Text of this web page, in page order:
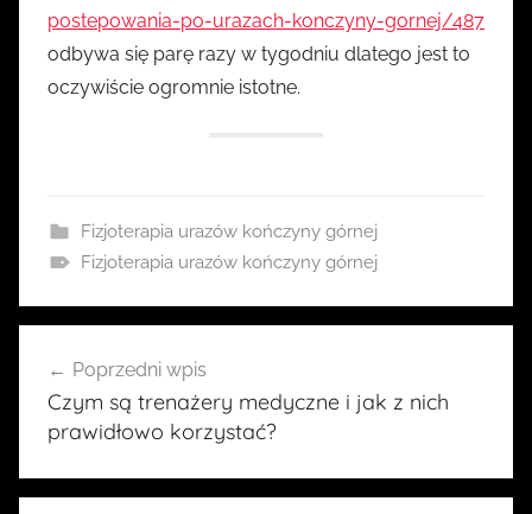
postepowania-po-urazach-konczyny-gornej/487
odbywa się parę razy w tygodniu dlatego jest to
oczywiście ogromnie istotne.
Fizjoterapia urazów kończyny górnej
Fizjoterapia urazów kończyny górnej
wpisu
Poprzedni wpis
Czym są trenażery medyczne i jak z nich
prawidłowo korzystać?